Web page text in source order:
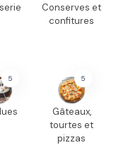
Conserves et
confitures
5 5
Gâteaux,
tourtes et
pizzas